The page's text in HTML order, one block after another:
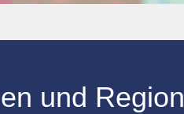
und Region